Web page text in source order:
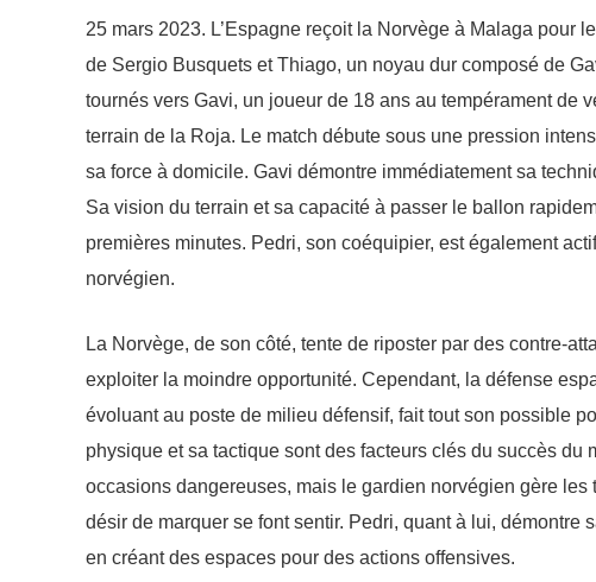
25 mars 2023. L’Espagne reçoit la Norvège à Malaga pour
de Sergio Busquets et Thiago, un noyau dur composé de
tournés vers Gavi, un joueur de 18 ans au tempérament de
terrain de la Roja. Le match débute sous une pression
sa force à domicile. Gavi démontre immédiatement sa
Sa vision du terrain et sa capacité à passer le ballon
premières minutes. Pedri, son coéquipier, est également
norvégien.
La Norvège, de son côté, tente de riposter par des contre-
exploiter la moindre opportunité. Cependant, la défense
évoluant au poste de milieu défensif, fait tout son possible
physique et sa tactique sont des facteurs clés du succès
occasions dangereuses, mais le gardien norvégien gère
désir de marquer se font sentir. Pedri, quant à lui, démontre
en créant des espaces pour des actions offensives.